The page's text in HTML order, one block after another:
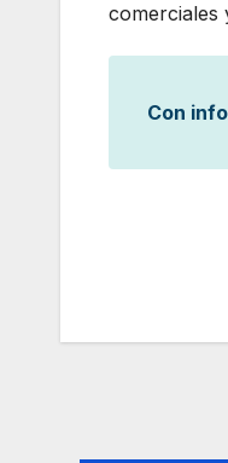
comerciales
Con